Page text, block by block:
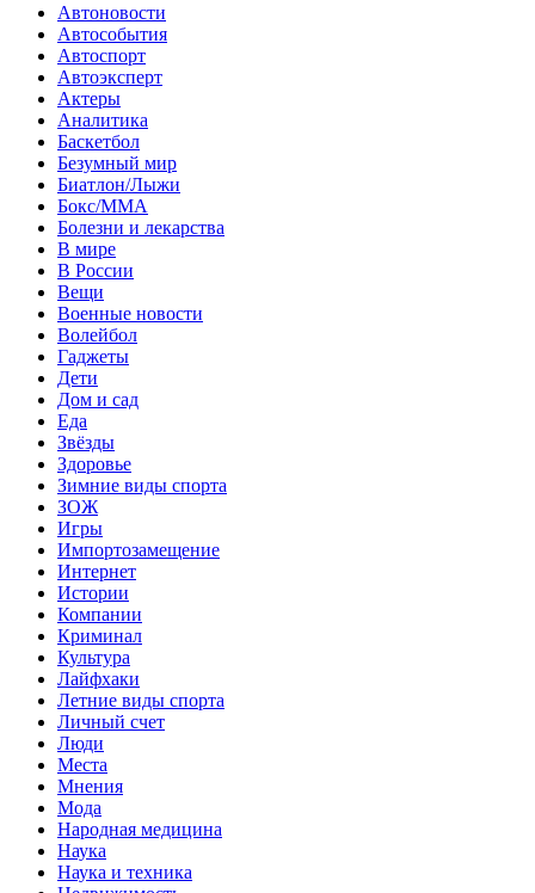
Автоновости
Автособытия
Автоспорт
Автоэксперт
Актеры
Аналитика
Баскетбол
Безумный мир
Биатлон/Лыжи
Бокс/MMA
Болезни и лекарства
В мире
В России
Вещи
Военные новости
Волейбол
Гаджеты
Дети
Дом и сад
Еда
Звёзды
Здоровье
Зимние виды спорта
ЗОЖ
Игры
Импортозамещение
Интернет
Истории
Компании
Криминал
Культура
Лайфхаки
Летние виды спорта
Личный счет
Люди
Места
Мнения
Мода
Народная медицина
Наука
Наука и техника